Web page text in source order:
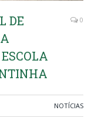
DE
0
NOTÍCIAS